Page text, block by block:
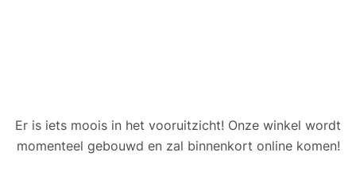
Er is iets moois in het vooruitzicht! Onze winkel wordt
momenteel gebouwd en zal binnenkort online komen!